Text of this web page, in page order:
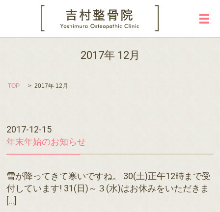
メ
2017年 12月
TOP 2017年 12月
2017-12-15
年末年始のお知らせ
雪が降ってきて寒いですね。 30(土)正午12時まで受
付しています! 31(日)～３(水)はお休みをいただきま
[…]